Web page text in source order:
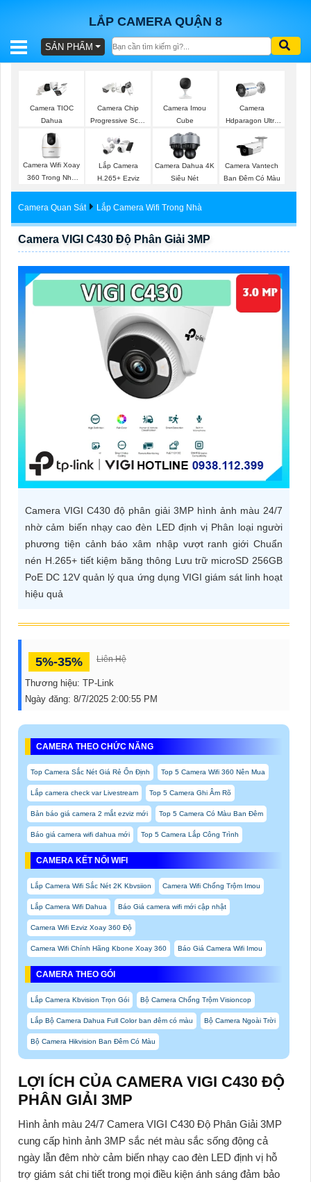
LẮP CAMERA QUẬN 8
BÁO
TRỌN
SẢN
VẤN
KIỆN
DỊCH
VỤ
SẢN PHẨM
Camera TIOC
Dahua
Camera Chip
Progressive Scan
Camera Imou
Cube
Camera
Hdparagon Ultra
Camera Wifi Xoay
360 Trong Nhà
Dahua
Lắp Camera
H.265+ Ezviz
Camera Dahua 4K
Siêu Nét
Camera Vantech
Ban Đêm Có Màu
Camera Quan Sát Lắp Camera Wifi Trong Nhà
Camera VIGI C430 Độ Phân Giải 3MP
Camera VIGI C430 độ phân giải 3MP hình ảnh màu 24/7
nhờ cảm biến nhạy cao đèn LED định vị Phân loại người
phương tiện cảnh báo xâm nhập vượt ranh giới Chuẩn
nén H.265+ tiết kiệm băng thông Lưu trữ microSD 256GB
PoE DC 12V quản lý qua ứng dụng VIGI giám sát linh hoạt
hiệu quả
5%-35% Liên Hệ
Thương hiệu: TP-Link
Ngày đăng: 8/7/2025 2:00:55 PM
CAMERA THEO CHỨC NĂNG
Top Camera Sắc Nét Giá Rẻ Ổn Định Top 5 Camera Wifi 360 Nên Mua
Lắp camera check var Livestream Top 5 Camera Ghi Âm Rõ
Bản báo giá camera 2 mắt ezviz mới Top 5 Camera Có Màu Ban Đêm
Báo giá camera wifi dahua mới Top 5 Camera Lắp Công Trình
CAMERA KẾT NỐI WIFI
Lắp Camera Wifi Sắc Nét 2K Kbvsiion Camera Wifi Chống Trộm Imou
Lắp Camera Wifi Dahua Báo Giá camera wifi mới cập nhật
Camera Wifi Ezviz Xoay 360 Độ
Camera Wifi Chính Hãng Kbone Xoay 360 Báo Giá Camera Wifi Imou
CAMERA THEO GÓI
Lắp Camera Kbvision Trọn Gói Bộ Camera Chống Trộm Visioncop
Lắp Bộ Camera Dahua Full Color ban đêm có màu Bộ Camera Ngoài Trời
Bộ Camera Hikvision Ban Đêm Có Màu
LỢI ÍCH CỦA CAMERA VIGI C430 ĐỘ
PHÂN GIẢI 3MP
Hình ảnh màu 24/7 Camera VIGI C430 Độ Phân Giải 3MP
cung cấp hình ảnh 3MP sắc nét màu sắc sống động cả
ngày lẫn đêm nhờ cảm biến nhạy cao đèn LED định vị hỗ
trợ giám sát chi tiết trong mọi điều kiện ánh sáng đảm bảo